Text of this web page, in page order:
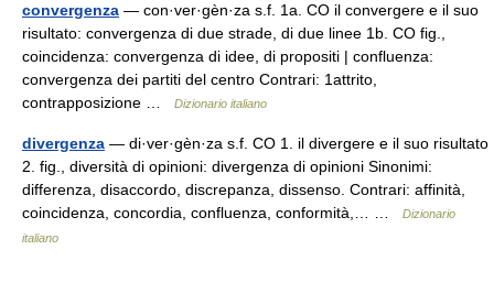
convergenza — con·ver·gèn·za s.f. 1a. CO il convergere e il suo
risultato: convergenza di due strade, di due linee 1b. CO fig.,
coincidenza: convergenza di idee, di propositi | confluenza:
convergenza dei partiti del centro Contrari: 1attrito,
contrapposizione …
Dizionario italiano
divergenza — di·ver·gèn·za s.f. CO 1. il divergere e il suo risultato
2. fig., diversità di opinioni: divergenza di opinioni Sinonimi:
differenza, disaccordo, discrepanza, dissenso. Contrari: affinità,
coincidenza, concordia, confluenza, conformità,… …
Dizionario
italiano